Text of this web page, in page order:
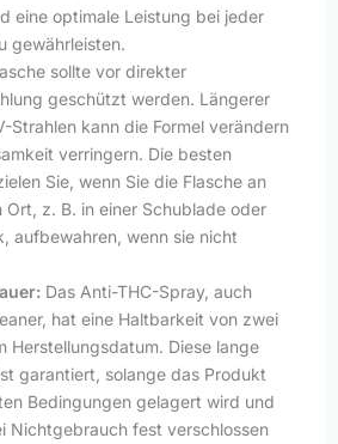
eine optimale Leistung bei jeder
gewährleisten.
sollte vor direkter
geschützt werden. Längerer
Strahlen kann die Formel verändern
verringern. Die besten
Sie, wenn Sie die Flasche an
Ort, z. B. in einer Schublade oder
aufbewahren, wenn sie nicht
Das Anti-THC-Spray, auch
hat eine Haltbarkeit von zwei
Herstellungsdatum. Diese lange
garantiert, solange das Produkt
Bedingungen gelagert wird und
Nichtgebrauch fest verschlossen